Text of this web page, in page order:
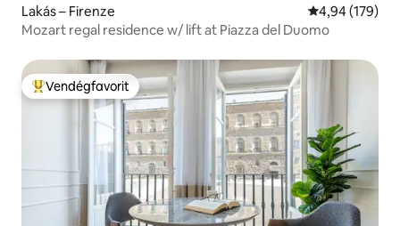
Lakás – Firenze Átlagos
4,94 (179)
Mozart regal residence w/ lift at Piazza del Duomo
Kiemelt vendégfavorit
Vendégfavorit